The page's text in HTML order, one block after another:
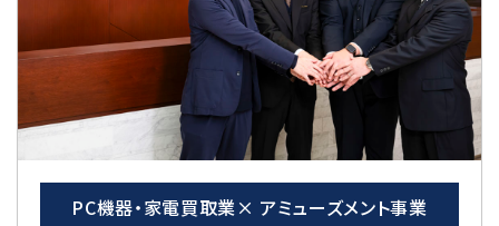
PC機器・家電買取業× アミューズメント事業